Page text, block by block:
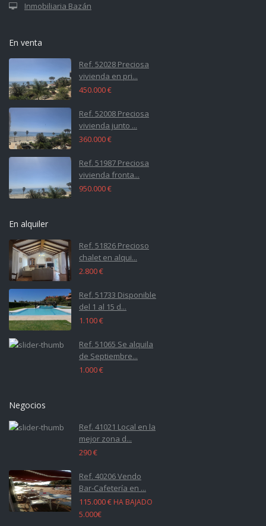
Inmobiliaria Bazán
En venta
Ref. 52028 Preciosa
vivienda en pri...
450.000 €
Ref. 52008 Preciosa
vivienda junto ...
360.000 €
Ref. 51987 Preciosa
vivienda fronta...
950.000 €
En alquiler
Ref. 51826 Precioso
chalet en alqui...
2.800 €
Ref. 51733 Disponible
del 1 al 15 d...
1.100 €
Ref. 51065 Se alquila
de Septiembre...
1.000 €
Negocios
Ref. 41021 Local en la
mejor zona d...
290 €
Ref. 40206 Vendo
Bar-Cafetería en ...
115.000 € HA BAJADO
5.000€